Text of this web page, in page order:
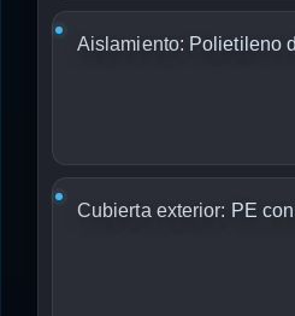
Aislamiento: Polietileno
Cubierta exterior: PE